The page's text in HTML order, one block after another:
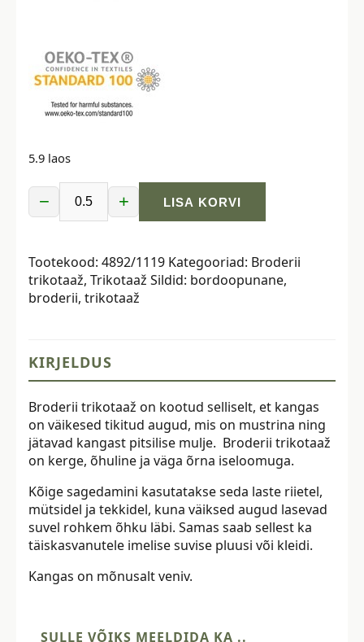
5.9 laos
−
Broderii
trikotaaž,
kogus
+ LISA KORVI
Tootekood: 4892/1119 Kategooriad: Broderii
trikotaaž, Trikotaaž Sildid: bordoopunane,
broderii, trikotaaž
KIRJELDUS
Broderii trikotaaž on kootud selliselt, et kangas
on väikesed tikitud augud, mis on mustrina ning
jätavad kangast pitsilise mulje. Broderii trikotaaž
on kerge, õhuline ja väga õrna iseloomuga.
Kõige sagedamini kasutatakse seda laste riietel,
mütsidel ja tekkidel, kuna väiksed augud lasevad
suvel rohkem õhku läbi. Samas saab sellest ka
täiskasvanutele imelise suvise pluusi või kleidi.
Kangas on mõnusalt veniv.
SULLE VÕIKS MEELDIDA KA ..